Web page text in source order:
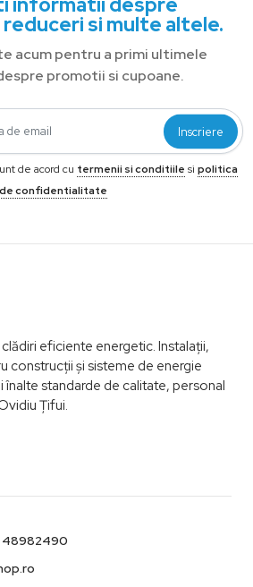
si multe altele.
acum pentru a primi ultimele
promotii si cupoane.
Inscriere
de acord cu termenii si conditiile si politica
de confidentialitate
eficiente energetic. Instalații,
construcții și sisteme de energie
înalte standarde de calitate, personal
Țifui.
48982490